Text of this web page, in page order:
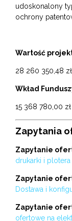
udoskonalony
ochrony
Wartość
28 260 350,48 zł
Wkład
15 368 780,00 zł
Zapytania
Zapytanie
drukarki i plotera
Zapytanie
Dostawa i
Zapytanie
ofertowe na